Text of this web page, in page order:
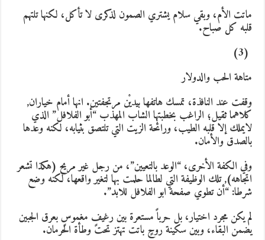
الأم، وبقي سلام يشتري الصمون لذكرى لا تأكل، لكنها تلتهم
كل صباح.
الحب والدولار
عند النافذة، تمسك هاتفها بيديْن مرتجفتين. انها أمام خياران,
ثقيل؛ الراغب بخطبتها الشاب المهذب “أبو الفلافل” الذي
إلا قلبه الطيب، ورائحة الزيت التي تلتصق بثيابه، لكنه وعدها
والأمان.
الكفة الأخرى، “الوعد بالتعيين”، من رجل غير مريح (هكذا تشعر
تلك الوظيفة التي لطالما حلمت بها لتغير واقعها، لكنه وضع
“أن تطوي صفحة ابو الفلافل للابد”.
يكن مجرد اختيار، بل حرباً مستعرة بين رغيفٍ مغموسٍ بعرق الجبين
البقاء، وبين سكينة روحٍ باتت تهتز تحت وطأة الحرمان.